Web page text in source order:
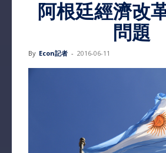
阿根廷經濟改
問題
By Econ記者 - 2016-06-11